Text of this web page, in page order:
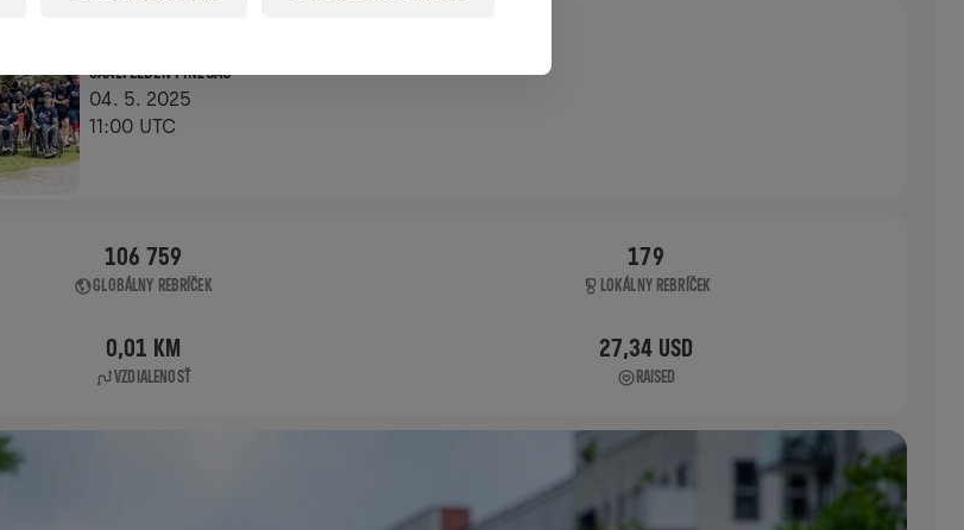
SAALFELDEN PINZGAU
04. 5. 2025
11:00 UTC
106 759
GLOBÁLNY REBRÍČEK
179
LOKÁLNY REBRÍČEK
0,01 KM
VZDIALENOSŤ
27,34 USD
RAISED